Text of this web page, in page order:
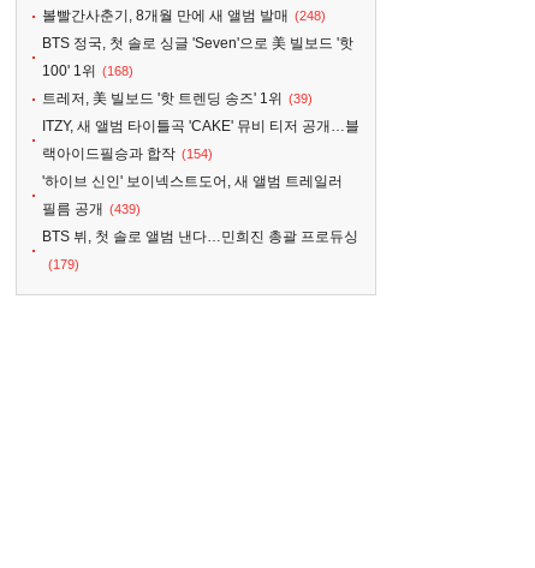
볼빨간사춘기, 8개월 만에 새 앨범 발매 (248)
BTS 정국, 첫 솔로 싱글 'Seven'으로 美 빌보드 '핫
100' 1위
(168)
트레저, 美 빌보드 '핫 트렌딩 송즈' 1위 (39)
ITZY, 새 앨범 타이틀곡 'CAKE' 뮤비 티저 공개…블
랙아이드필승과 합작 (154)
'하이브 신인' 보이넥스트도어, 새 앨범 트레일러
필름 공개 (439)
BTS 뷔, 첫 솔로 앨범 낸다…민희진 총괄 프로듀싱
(179)